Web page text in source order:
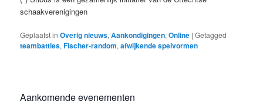
schaakverenigingen
Geplaatst in Overig nieuws,Aankondigingen,Online |Getagged
teambattles,Fischer-random,afwijkende spelvormen
Aankomende evenementen